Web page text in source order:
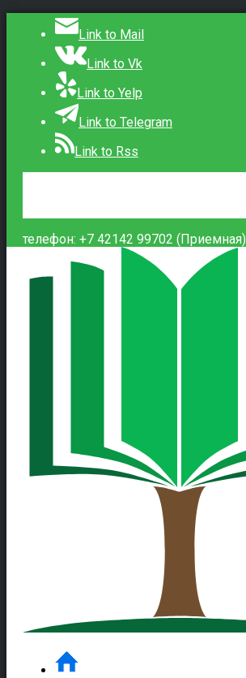
Link to Mail
Link to Vk
Link to Yelp
Link to Telegram
Link to Rss
телефон: +7 42142 99702 (Приемная)